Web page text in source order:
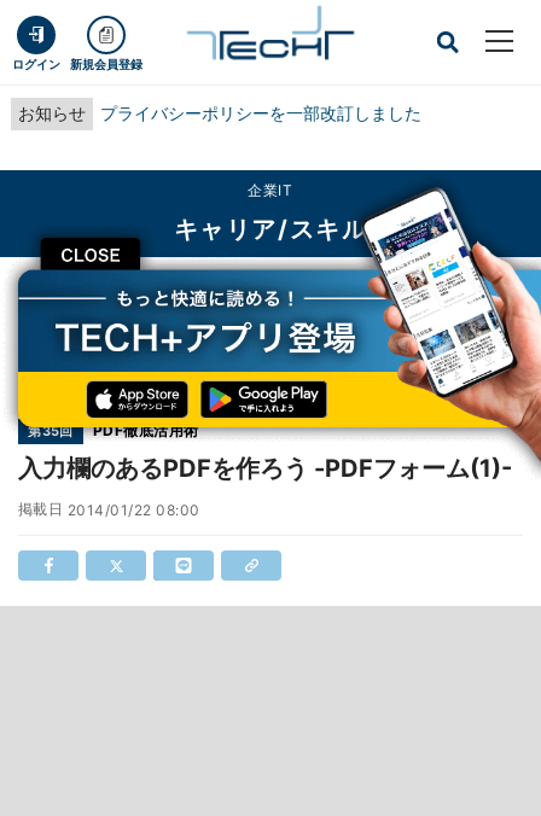
ログイン 新規会員登録
お知らせ プライバシーポリシーを一部改訂しました
CLOSE
企業IT
キャリア/スキル
TECH+ 企業IT
キャリア/スキル
入力欄のあるPDFを作ろう -PDFフォーム(1)-
第35回 PDF徹底活用術
入力欄のあるPDFを作ろう -PDFフォーム(1)-
掲載日 2014/01/22 08:00